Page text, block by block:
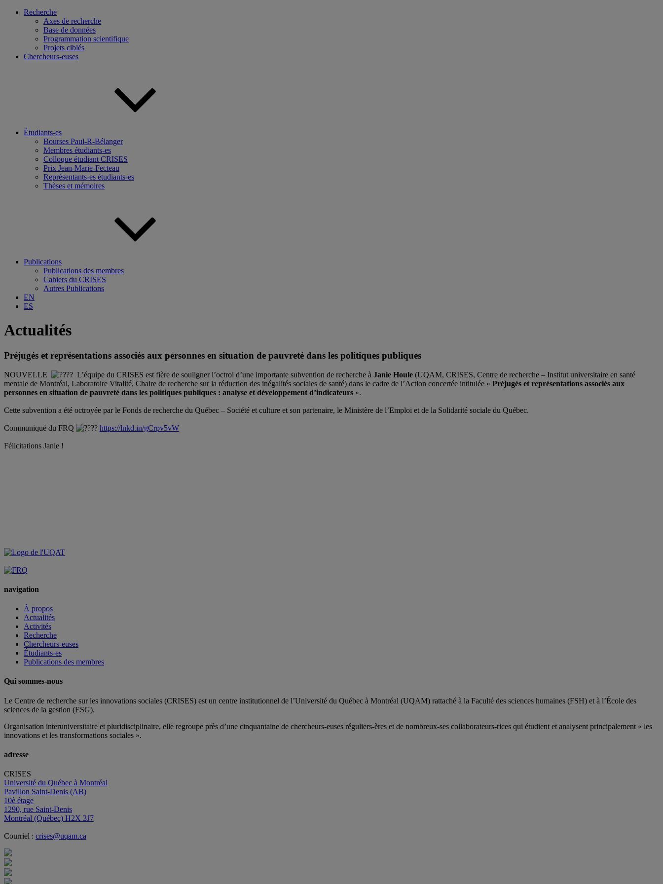
Recherche
Axes de recherche
Base de données
Programmation scientifique
Projets ciblés
Chercheurs-euses
Étudiants-es
Bourses Paul-R-Bélanger
Membres étudiants-es
Colloque étudiant CRISES
Prix Jean-Marie-Fecteau
Représentants-es étudiants-es
Thèses et mémoires
Publications
Publications des membres
Cahiers du CRISES
Autres Publications
EN
ES
Actualités
Préjugés et représentations associés aux personnes en situation de pauvreté dans les politiques publiques
NOUVELLE L’équipe du CRISES est fière de souligner l’octroi d’une importante subvention de recherche à Janie Houle (UQAM, CRISES, Centre de recherche – Institut universitaire en santé
mentale de Montréal, Laboratoire Vitalité, Chaire de recherche sur la réduction des inégalités sociales de santé) dans le cadre de l’Action concertée intitulée « Préjugés et représentations associés aux
personnes en situation de pauvreté dans les politiques publiques : analyse et développement d’indicateurs ».
Cette subvention a été octroyée par le Fonds de recherche du Québec – Société et culture et son partenaire, le Ministère de l’Emploi et de la Solidarité sociale du Québec.
Communiqué du FRQ https://lnkd.in/gCrpv5vW
Félicitations Janie !
navigation
À propos
Actualités
Activités
Recherche
Chercheurs-euses
Étudiants-es
Publications des membres
Qui sommes-nous
Le Centre de recherche sur les innovations sociales (CRISES) est un centre institutionnel de l’Université du Québec à Montréal (UQAM) rattaché à la Faculté des sciences humaines (FSH) et à l’École des
sciences de la gestion (ESG).
Organisation interuniversitaire et pluridisciplinaire, elle regroupe près d’une cinquantaine de chercheurs-euses réguliers-ères et de nombreux-ses collaborateurs-rices qui étudient et analysent principalement « les
innovations et les transformations sociales ».
adresse
CRISES
Université du Québec à Montréal
Pavillon Saint-Denis (AB)
10è étage
1290, rue Saint-Denis
Montréal (Québec) H2X 3J7
Courriel : crises@uqam.ca